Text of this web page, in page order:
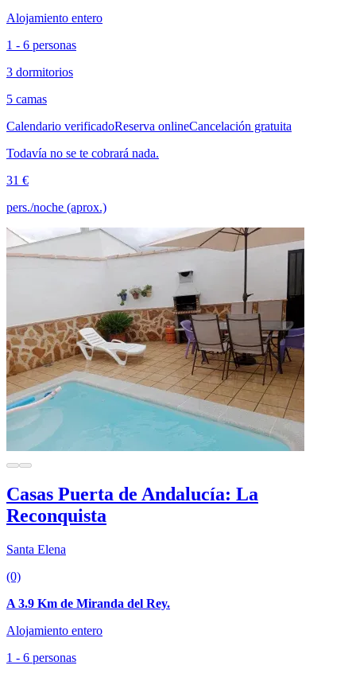
Alojamiento entero
1 - 6 personas
3 dormitorios
5 camas
Calendario verificadoReserva onlineCancelación gratuita
Todavía no se te cobrará nada.
31 €
pers./noche (aprox.)
Casas Puerta de Andalucía: La
Reconquista
Santa Elena
(0)
A 3.9 Km de Miranda del Rey.
Alojamiento entero
1 - 6 personas